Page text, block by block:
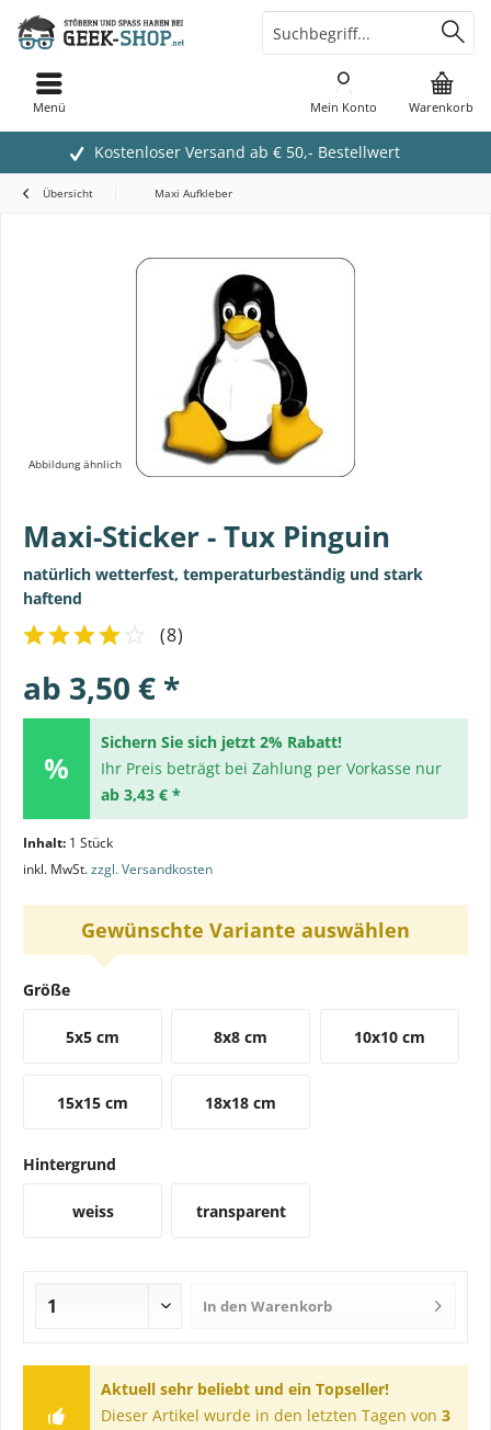
Kostenloser Versand ab € 50,- Bestellwert
Warenkorb
Mein Konto
Menü
Übersicht Maxi Aufkleber
Abbildung ähnlich
Maxi-Sticker - Tux Pinguin
natürlich wetterfest, temperaturbeständig und stark
haftend
(8)
ab 3,50 € *
Sichern Sie sich jetzt 2% Rabatt!
Ihr Preis beträgt bei Zahlung per Vorkasse nur
ab 3,43 € *
Inhalt: 1 Stück
inkl. MwSt.zzgl. Versandkosten
Gewünschte Variante auswählen
Größe
5x5 cm 8x8 cm 10x10 cm
15x15 cm 18x18 cm
Hintergrund
weiss transparent
In den Warenkorb
Aktuell sehr beliebt und ein Topseller!
Dieser Artikel wurde in den letzten Tagen von 3